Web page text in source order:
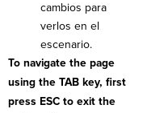
cambios para
verlos en el
escenario.
To navigate the page
using the TAB key, first
press ESC to exit the